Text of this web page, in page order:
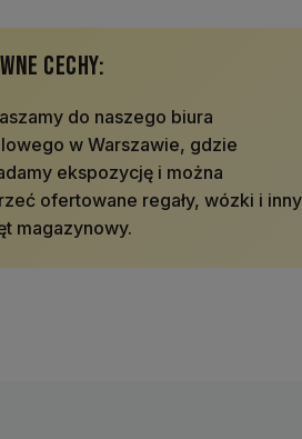
CECHY:
do naszego biura
w Warszawie, gdzie
ekspozycję i można
ofertowane regały, wózki i inny
magazynowy.